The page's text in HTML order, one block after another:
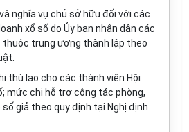
nghĩa vụ chủ sở hữu đối với các
xổ số do Ủy ban nhân dân các
trung ương thành lập theo
thù lao cho các thành viên Hội
mức chi hỗ trợ công tác phòng,
giả theo quy định tại Nghị định